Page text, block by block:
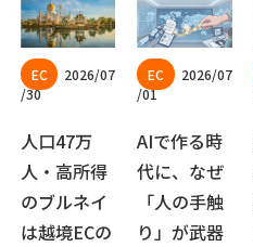
2026/07
/30
人口47万
人・高所得
のブルネイ
は越境ECの
2026/07
/01
AIで作る時
代に、なぜ
「人の手触
り」が武器